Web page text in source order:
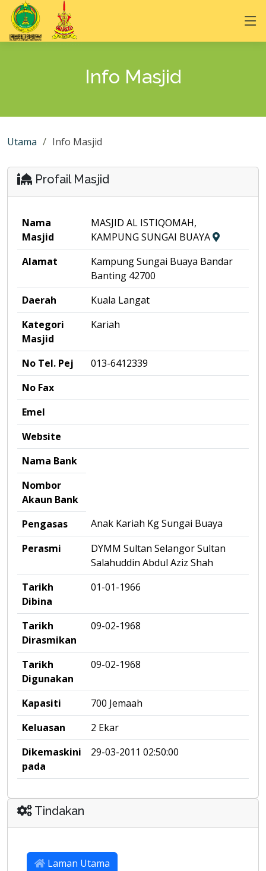
Info Masjid
Utama Info Masjid
Profail Masjid
Nama
Masjid
MASJID AL ISTIQOMAH,
KAMPUNG SUNGAI BUAYA
Alamat
Kampung Sungai Buaya Bandar
Banting 42700
Daerah
Kuala Langat
Kategori
Masjid
Kariah
No Tel. Pej
013-6412339
No Fax
Emel
Website
Nama Bank
Nombor
Akaun Bank
Pengasas
Anak Kariah Kg Sungai Buaya
Perasmi
DYMM Sultan Selangor Sultan
Salahuddin Abdul Aziz Shah
Tarikh
Dibina
01-01-1966
Tarikh
Dirasmikan
09-02-1968
Tarikh
Digunakan
09-02-1968
Kapasiti
700 Jemaah
Keluasan
2 Ekar
Dikemaskini
pada
29-03-2011 02:50:00
Tindakan
Laman Utama